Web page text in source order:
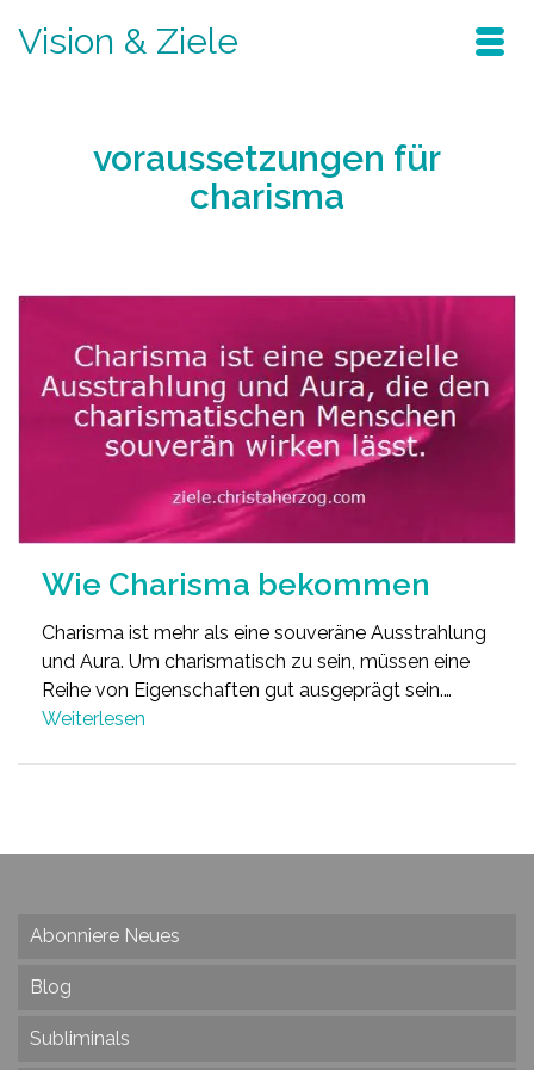
Vision & Ziele
voraussetzungen für
charisma
Wie Charisma bekommen
Charisma ist mehr als eine souveräne Ausstrahlung
und Aura. Um charismatisch zu sein, müssen eine
Reihe von Eigenschaften gut ausgeprägt sein.…
Weiterlesen
Abonniere Neues
Blog
Subliminals